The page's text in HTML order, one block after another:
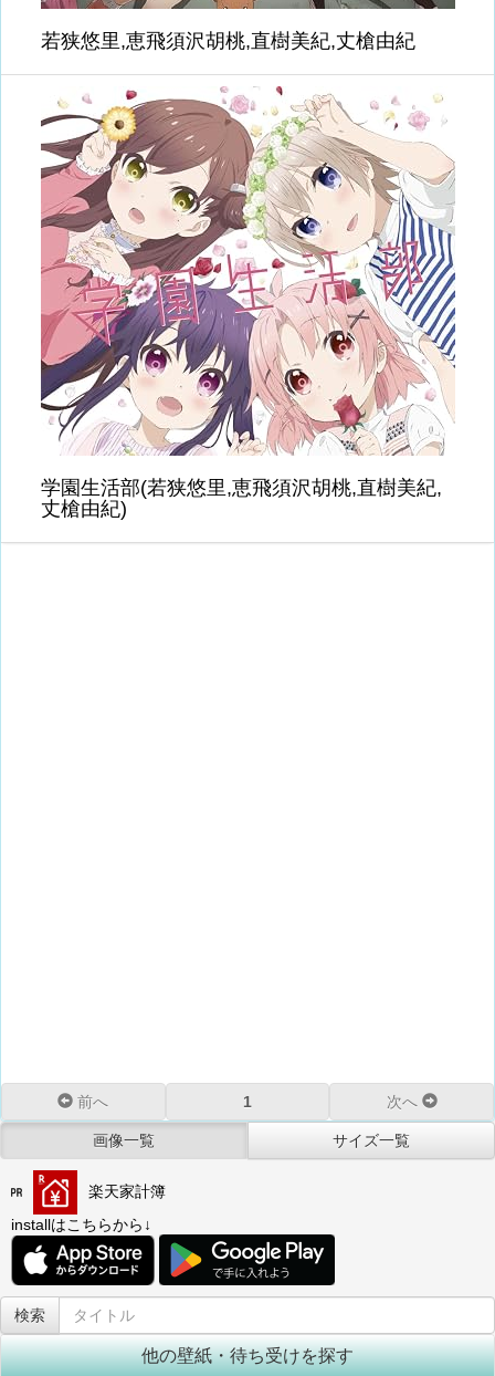
若狭悠里,恵飛須沢胡桃,直樹美紀,丈槍由紀
学園生活部(若狭悠里,恵飛須沢胡桃,直樹美紀,
丈槍由紀)
前へ 1 次へ
画像一覧 サイズ一覧
楽天家計簿
installはこちらから↓
他の壁紙・待ち受けを探す